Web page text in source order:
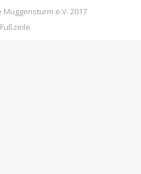
e.V. 2017
Fußzeile